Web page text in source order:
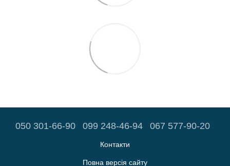
050 301-66-90 099 248-46-94 067 577-90-20
Контакти
Повна версія сайту